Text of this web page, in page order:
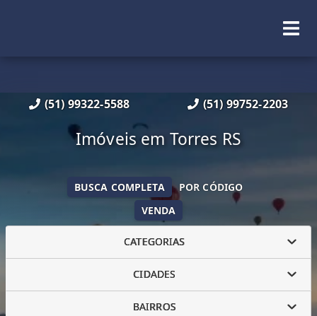
(51) 99322-5588 (51) 99752-2203
Imóveis em Torres RS
VENDA
BUSCA COMPLETA POR CÓDIGO
CATEGORIAS
CIDADES
BAIRROS